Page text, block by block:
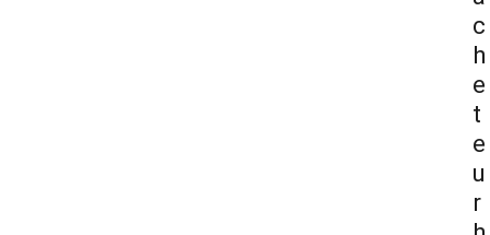
c
h
e
t
e
u
r